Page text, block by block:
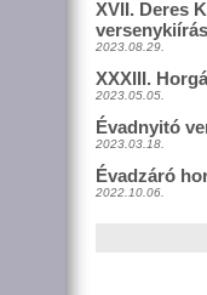
XVII. Deres
versenykiírás
2023.08.29.
XXXIII.
2023.05.05.
Évadnyitó
2023.03.18.
Évadzáró
2022.10.06.